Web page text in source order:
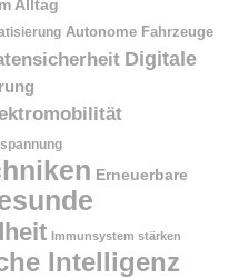
Alltag
Autonome Fahrzeuge
Digitale
Erneuerbare
Immunsystem stärken
Intelligenz